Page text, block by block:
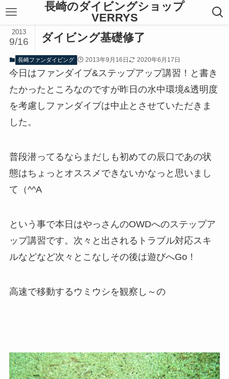
長崎のダイビングショップ
VERRYS
ダイビング基礎修了
2013
9/16
長崎ファンダイビング 2013年9月16日 2020年6月17日
今日はファンダイブ&ステップアップ講習！と書き
たかったところなのですが昨日の水中環境&透明度
を考慮しファンダイブは中止とさせていただきま
した。
普段潜ってるならまだしも初めての辰口であの状
態はちょっとオススメできないかなっと思いまし
て（^^A
という事で本日はやっさんのOWDへのステップア
ップ講習です。次々と出されるトラブル対応スキ
ルなどなど次々とこなしその後は遊びへGo！
高速で移動するウミウシを観察し～の